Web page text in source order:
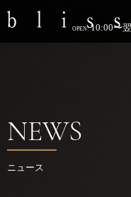
OPEN:10:00〜
NEWS
ニュース